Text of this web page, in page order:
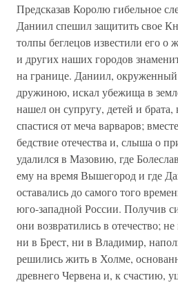
Предсказав Королю гибельное
Даниил спешил защитить свое
толпы беглецов известили его о
и других наших городов
на границе. Даниил,
дружиною, искал убежища в
нашел он супругу, детей и брата,
спастися от меча варваров;
бедствие отечества и, слыша о
удалился в Мазовию, где
ему на время Вышегород и где
оставались до самого того
юго-западной России. Получив
они возвратились в отечество;
ни в Брест, ни в Владимир,
решились жить в Холме,
древнего Червена и, к счастию,